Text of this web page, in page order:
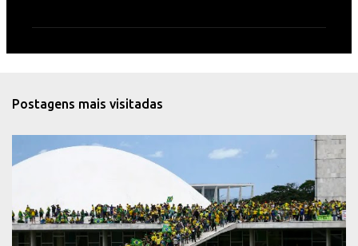
á
r
i
Postagens mais visitadas